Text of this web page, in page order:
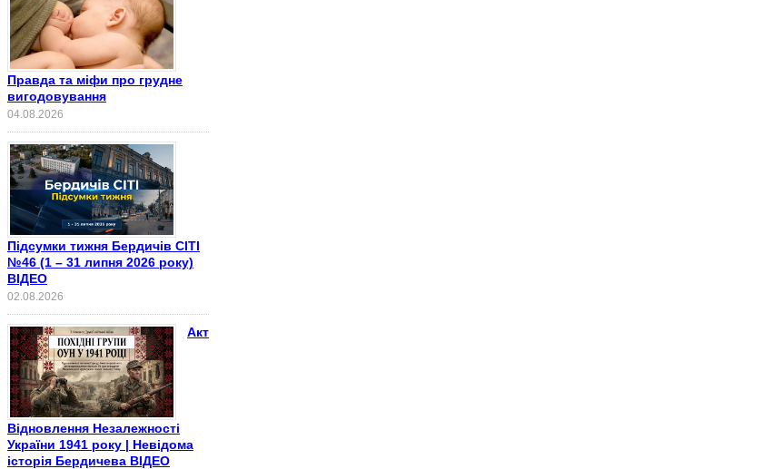
Правда та міфи про грудне
вигодовування
04.08.2026
Підсумки тижня Бердичів СІТІ
№46 (1 – 31 липня 2026 року)
ВІДЕО
02.08.2026
Акт
Відновлення Незалежності
України 1941 року | Невідома
історія Бердичева ВІДЕО